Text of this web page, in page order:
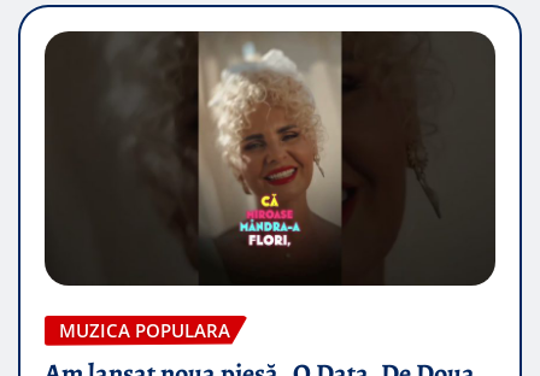
MUZICA POPULARA